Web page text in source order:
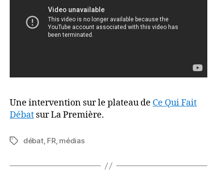
Une intervention sur le plateau de Ce Qui Fait
Débat sur La Première.
Tagsdébat, FR, médias